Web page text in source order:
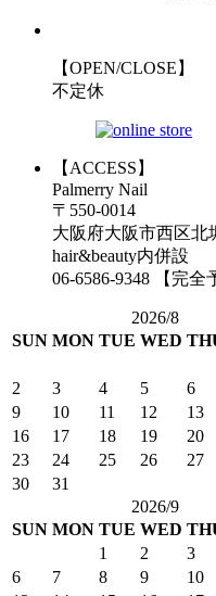
【OPEN/CLOSE】
不定休
【ACCESS】
Palmerry Nail
〒550-0014
大阪府大阪市西区北
hair&beauty内併設
06-6586-9348 【完全
2026/8
SUN MON TUE WED
2
3 4 5 6
9
10 11 12 13
16
17 18 19 20
23
24 25 26 27
30
31
2026/9
SUN MON TUE WED
1
2 3
6
7 8 9 10